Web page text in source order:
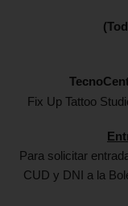
Fix Up Tattoo
Para solicitar
CUD y DNI a la